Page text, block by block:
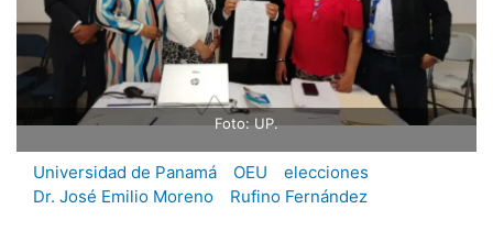
Foto: UP.
Universidad de Panamá OEU
elecciones
Dr. José Emilio Moreno
Rufino Fernández